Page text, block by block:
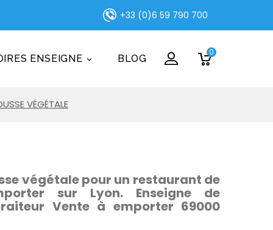
+33 (0)6 59 790 700

ENSEIGNE BLOG
0
VÉGÉTALE
végétale pour un restaurant de
sur Lyon. Enseigne de
Vente à emporter 69000